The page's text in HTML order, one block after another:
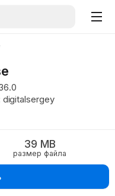
digitalsergey
39 MB
размер файла